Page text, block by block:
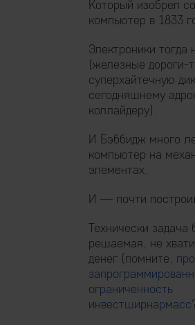
Который изобрел
компьютер в 1833
Электроники тогда
(железные
суперхайтечную
сегодняшнему
коллайдеру).
И Бэббидж много
компьютер на
элементах.
И — почти
Технически
решаемая, не
денег (помните, про
ограниченность
инвестширнармасс